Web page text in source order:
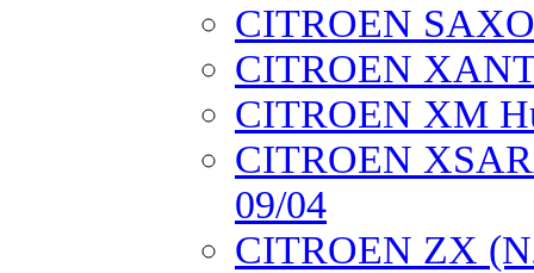
CITROEN
CITROEN
CITROEN XM
CITROEN
09/04
CITROEN ZX